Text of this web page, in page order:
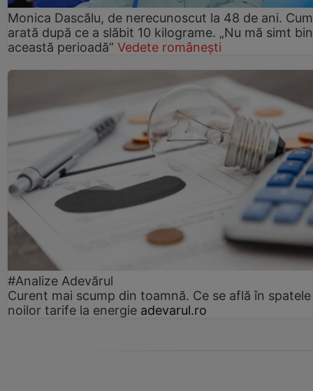
Monica Dascălu, de nerecunoscut la 48 de ani. Cum
arată după ce a slăbit 10 kilograme. „Nu mă simt
această perioadă” Vedete românești
#Analize Adevărul
Curent mai scump din toamnă. Ce se află în spatele
noilor tarife la energie adevarul.ro